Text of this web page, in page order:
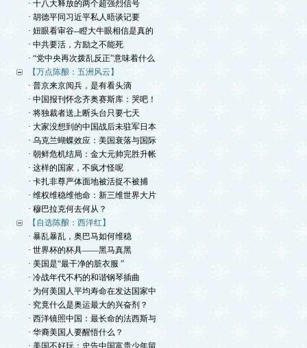
· 十八大释放的两个超强烈信号
· 胡德平同习近平私人晤谈记要
· 妞眼看审谷--瞪大牛眼相信是真的
· 中共要活，方励之不能死
· “党中央再次拨乱反正”意味着什么
【万点陈酿：五洲风云】
· 普京来京阅兵，是有看头滴
· 中国报刊怀念齐奥赛斯库：哭吧！
· 将独裁者送上断头台只要七天
· 大家没想到的中国战后未驻军日本
· 乌克兰蝴蝶效应：美国衰落与国际
· 朝鲜危机结局：金大元帅完胜升帐
· 这样的国家，不疯才怪呢
· 卡扎非尊严体面地被活捉不被捕
· 维权维稳维他命：新三维世界大片
· 穆巴拉克何去何从？
【自选陈酿：西洋红】
· 暴乱暴乱，奥巴马如何维稳
· 世界杯的杯具——黑马真黑
· 美国是“最干净的脏衣服 ”
· 冷战年代不朽的和谐钢琴插曲
· 为何美国人平均寿命在发达国家中
· 究竟什么是奥运最大的兴奋剂？
· 西洋镜照中国：最长命的法西斯与
· 华裔美国人要醒悟什么？
· 美国不好玩：忠告中国富贵少年留